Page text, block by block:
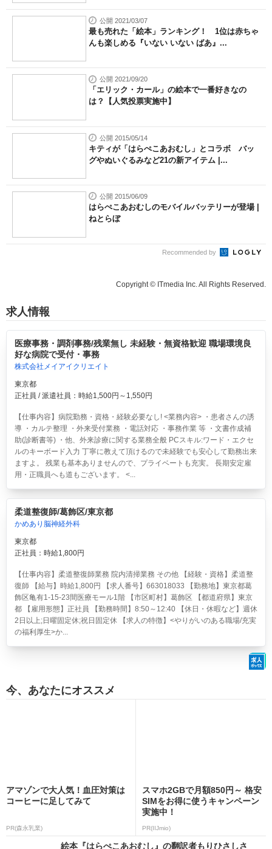
公開 2021/03/07
最も売れた「絵本」ランキング！ 1位は赤ちゃ
んも楽しめる『いない いない ばあ』...
公開 2021/09/20
「エリック・カール」の絵本で一番好きなの
は？【人気投票実施中】
公開 2015/05/14
キティが「はらぺこあおむし」とコラボ バッ
グやぬいぐるみなど21の新アイテム |...
公開 2015/06/09
はらぺこあおむしのモバイルバッテリーが登場 |
ねとらぼ
Recommended by
Copyright © ITmedia Inc. All Rights Reserved.
求人情報
医療事務・調剤事務/残業無し 未経験・無資格歓迎 職場環境良
好な病院で受付・事務
株式会社メイアイクリエイト
東京都
正社員 / 派遣社員：時給1,500円～1,550円
【仕事内容】病院勤務・資格・経験必要なし! <業務内容> ・患者さんの誘
導 ・カルテ整理 ・外来受付業務 ・電話対応 ・事務作業 等 ・文書作成補
助(診断書等) ・他、外来診療に関する業務全般 PCスキル:ワード・エクセ
ルのキーボード入力 丁寧に教えて頂けるので未経験でも安心して勤務出来
ますよ。 残業も基本ありませんので、プライベートも充実。 長期安定雇
用・正職員へも道もございます。 <...
柔道整復師/葛飾区/東京都
かめあり脳神経外科
東京都
正社員：時給1,800円
【仕事内容】柔道整復師業務 院内清掃業務 その他 【経験・資格】柔道整
復師 【給与】時給1,800円 【求人番号】663018033 【勤務地】東京都葛
飾区亀有1-15-23間医療モール1階 【市区町村】葛飾区 【都道府県】東京
都 【雇用形態】正社員 【勤務時間】8:50～12:40 【休日・休暇など】週休
2日以上;日曜固定休;祝日固定休 【求人の特徴】<やりがいのある職場/充実
の福利厚生>か...
今、あなたにオススメ
アマゾンで大人気！血圧対策は
コーヒーに足してみて
PR(森永乳業)
スマホ2GBで月額850円～ 格安
SIMをお得に使うキャンペーン
実施中！
PR(IIJmio)
絵本『はらぺこあおむし』の翻訳者もりひさしさ